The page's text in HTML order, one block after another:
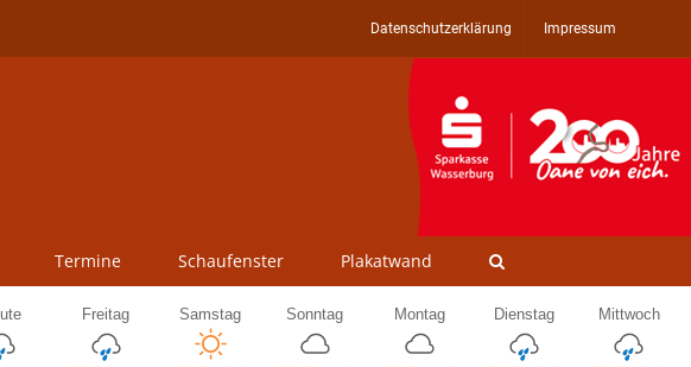
Datenschutzerklärung Impressum
Termine Schaufenster Plakatwand